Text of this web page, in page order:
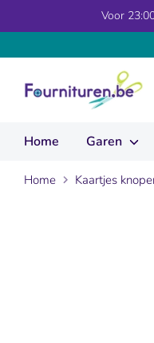
naar
Voor
Home Garen
Home Kaartjes